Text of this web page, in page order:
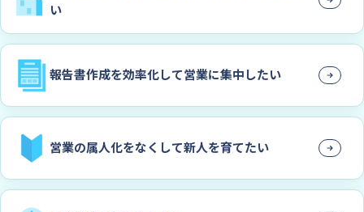
い
報告書作成を効率化して営業に集中したい
営業の属人化をなくして新人を育てたい